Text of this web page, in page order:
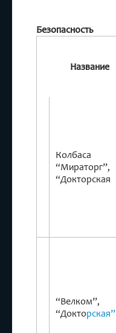
Безопасность
Название
Колбаса
“Мираторг”,
“Докторская
“Велком”,
“Докторская”